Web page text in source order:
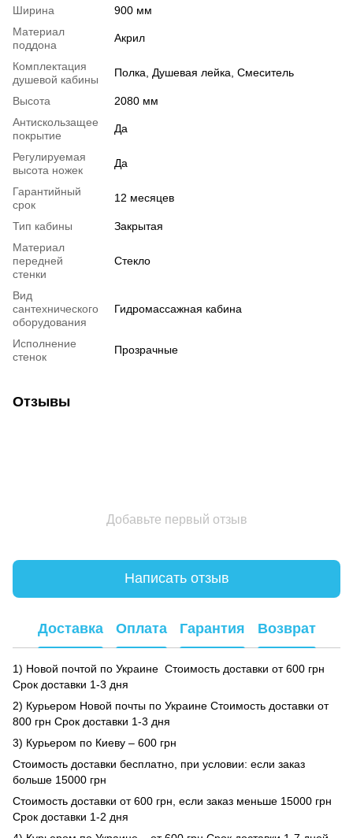
Ширина
900 мм
Материал
поддона
Акрил
Комплектация
душевой кабины
Полка, Душевая лейка, Смеситель
Высота
2080 мм
Антискользащее
покрытие
Да
Регулируемая
высота ножек
Да
Гарантийный
срок
12 месяцев
Тип кабины
Закрытая
Материал
передней
стенки
Стекло
Вид
сантехнического
оборудования
Гидромассажная кабина
Исполнение
стенок
Прозрачные
Отзывы
Добавьте первый отзыв
Написать отзыв
Доставка Оплата Гарантия Возврат
1) Новой почтой по Украине Стоимость доставки от 600 грн
Срок доставки 1-3 дня
2) Курьером Новой почты по Украине Стоимость доставки от
800 грн Срок доставки 1-3 дня
3) Курьером по Киеву – 600 грн
Стоимость доставки бесплатно, при условии: если заказ
больше 15000 грн
Стоимость доставки от 600 грн, если заказ меньше 15000 грн
Срок доставки 1-2 дня